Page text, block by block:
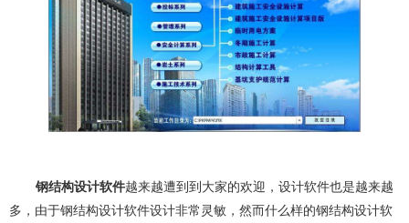
钢结构设计软件越来越遭到到大家的欢迎，设计软件也是越来越
多，由于钢结构设计软件设计非常灵敏，然而什么样的钢结构设计软